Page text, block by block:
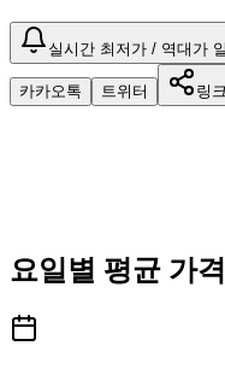
실시간 최저가 / 역대가
카카오톡 트위터 링
요일별 평균 가격